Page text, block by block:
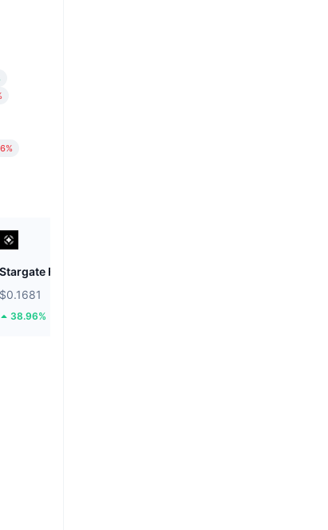
Stargate Finance
$0.1681
38.96%